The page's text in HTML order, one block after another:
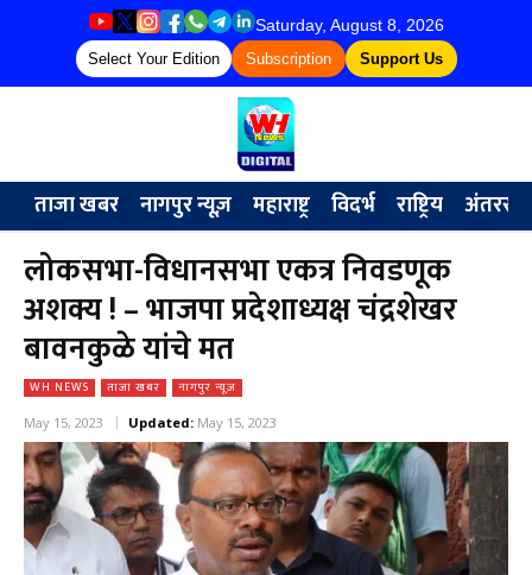
Saturday, August 8, 2026
Select Your Edition Subscription Support Us
ताजा खबर नागपुर न्यूज़ महाराष्ट्र विदर्भ राष्ट्रिय
लोकसभा-विधानसभा एकत्र निवडणूक
अशक्य ! – भाजपा प्रदेशाध्यक्ष चंद्रशेखर
बावनकुळे यांचे मत
WH NEWS ताजा खबर नागपुर न्यूज़
May 15, 2023 Updated: May 15, 2023